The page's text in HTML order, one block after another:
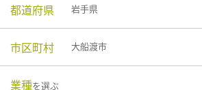
都道府県 岩手県
市区町村 大船渡市
業種を選ぶ